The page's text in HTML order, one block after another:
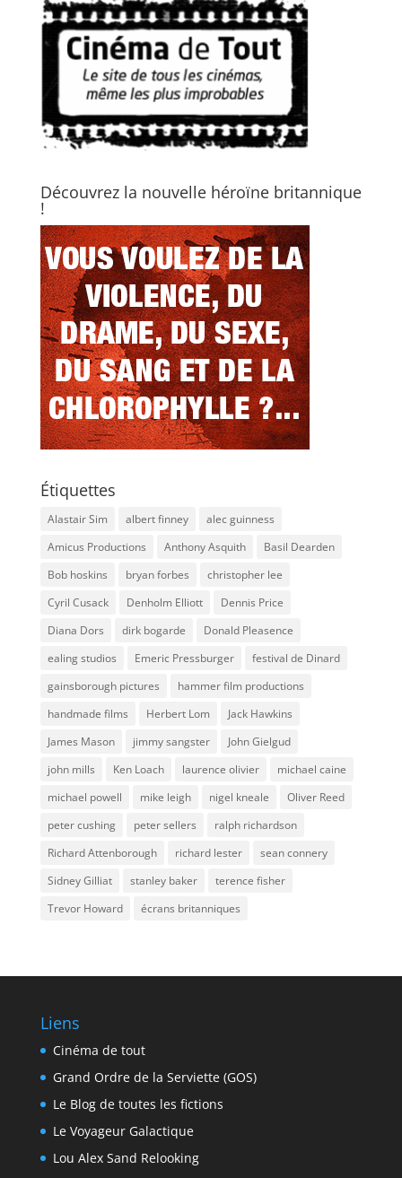
Découvrez la nouvelle héroïne britannique
!
Étiquettes
Alastair Sim albert finney
alec guinness
Amicus Productions
Anthony Asquith
Basil Dearden
Bob hoskins
bryan forbes
christopher lee
Cyril Cusack
Denholm Elliott
Dennis Price
Diana Dors
dirk bogarde
Donald Pleasence
ealing studios
Emeric Pressburger
festival de Dinard
gainsborough pictures
hammer film productions
handmade films
Herbert Lom
Jack Hawkins
James Mason
jimmy sangster
John Gielgud
john mills
Ken Loach laurence olivier
michael caine
michael powell
mike leigh nigel kneale
Oliver Reed
peter cushing
peter sellers
ralph richardson
Richard Attenborough
richard lester
sean connery
Sidney Gilliat
stanley baker
terence fisher
Trevor Howard
écrans britanniques
Liens
Cinéma de tout
Grand Ordre de la Serviette (GOS)
Le Blog de toutes les fictions
Le Voyageur Galactique
Lou Alex Sand Relooking